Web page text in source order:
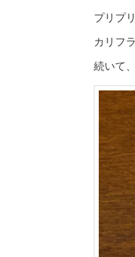
プリプ
カリフ
続いて